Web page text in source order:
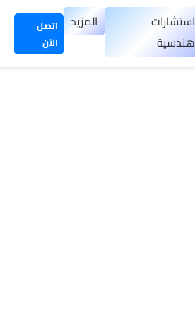
استشارات
هندسية
المزيد
اتصل
الآن